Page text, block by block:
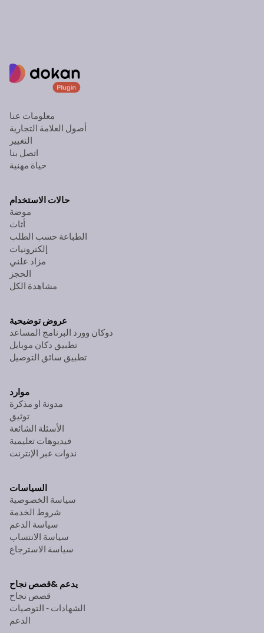
معلومات عنا
أصول العلامة التجارية
التغيير
اتصل بنا
حياة مهنية
حالات الاستخدام
موضة
أثاث
الطباعة حسب الطلب
إلكترونيات
مزاد علني
الحجز
مشاهدة الكل
عروض توضيحية
دوكان وورد البرنامج المساعد
تطبيق دكان موبايل
تطبيق سائق التوصيل
موارد
مدونة او مذكرة
توثيق
الأسئلة الشائعة
فيديوهات تعليمية
ندوات عبر الإنترنت
السياسات
سياسة الخصوصية
شروط الخدمة
سياسة الدعم
سياسة الانتساب
سياسة الاسترجاع
يدعم &قصص نجاح
قصص نجاح
الشهادات - التوصيات
الدعم